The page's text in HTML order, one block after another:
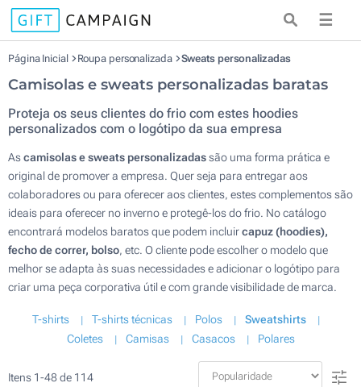
☰
Página Inicial Roupa personalizada Sweats personalizadas
Camisolas e sweats personalizadas baratas
Proteja os seus clientes do frio com estes hoodies
personalizados com o logótipo da sua empresa
Ascamisolas e sweats personalizadassão uma forma prática e
original de promover a empresa. Quer seja para entregar aos
colaboradores ou para oferecer aos clientes, estes complementos são
ideais para oferecer no inverno e protegê-los do frio. No catálogo
encontrará modelos baratos que podem incluircapuz (hoodies),
fecho de correr, bolso, etc. O cliente pode escolher o modelo que
melhor se adapta às suas necessidades e adicionar o logótipo para
criar uma peça corporativa útil e com grande visibilidade de marca.
T-shirts T-shirts técnicas Polos
Sweatshirts
Coletes
Camisas Casacos Polares
Itens 1-48de 114